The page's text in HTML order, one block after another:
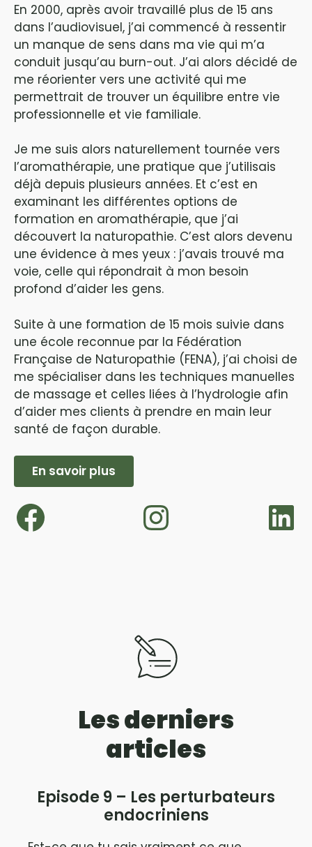
En 2000, après avoir travaillé plus de 15 ans
dans l’audiovisuel, j’ai commencé à ressentir
un manque de sens dans ma vie qui m’a
conduit jusqu’au burn-out. J’ai alors décidé de
me réorienter vers une activité qui me
permettrait de trouver un équilibre entre vie
professionnelle et vie familiale.
Je me suis alors naturellement tournée vers
l’aromathérapie, une pratique que j’utilisais
déjà depuis plusieurs années. Et c’est en
examinant les différentes options de
formation en aromathérapie, que j’ai
découvert la naturopathie. C’est alors devenu
une évidence à mes yeux : j’avais trouvé ma
voie, celle qui répondrait à mon besoin
profond d’aider les gens.
Suite à une formation de 15 mois suivie dans
une école reconnue par la Fédération
Française de Naturopathie (FENA), j’ai choisi de
me spécialiser dans les techniques manuelles
de massage et celles liées à l’hydrologie afin
d’aider mes clients à prendre en main leur
santé de façon durable.
En savoir plus
Les derniers
articles
Episode 9 – Les perturbateurs
endocriniens